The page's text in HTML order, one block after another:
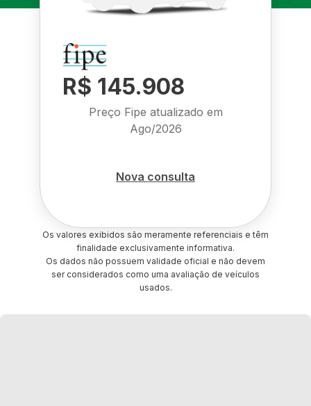
R$ 145.908
Preço Fipe atualizado em
Ago/2026
Nova consulta
Os valores exibidos são meramente referenciais e têm
finalidade exclusivamente informativa.
Os dados não possuem validade oficial e não devem
ser considerados como uma avaliação de veículos
usados.